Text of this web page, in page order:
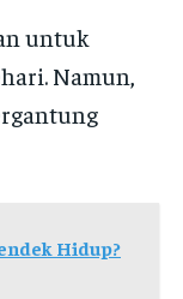
untuk
Namun,
Hidup?